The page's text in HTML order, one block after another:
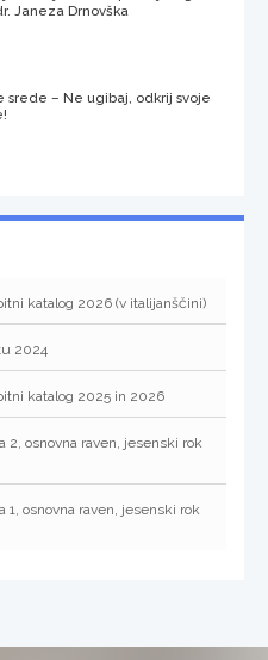
Janeza Drnovška
srede – Ne ugibaj, odkrij svoje
katalog 2026 (v italijanščini)
2024
katalog 2025 in 2026
2, osnovna raven, jesenski rok
1, osnovna raven, jesenski rok